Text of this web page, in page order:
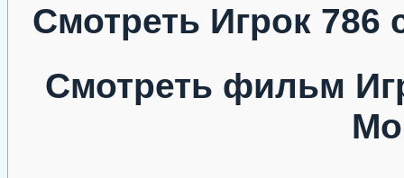
Смотреть Игрок 786
Смотреть фильм